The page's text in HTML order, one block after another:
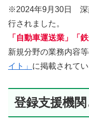
※2024年9月30日 深
行されました。
「自動車運送業」「
新規分野の業務内容
イト」 に掲載されてい
登録支援機